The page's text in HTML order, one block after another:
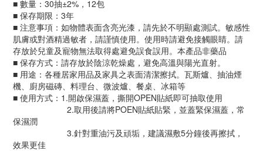
■ 數量：30抽±2%，12包
■ 保存期限：3年
■ 注意事項：如物體表面含亮光漆，請先於不明顯處測試。敏感性
肌膚或對酒精過敏者，請謹慎使用。使用時請避免接觸眼睛。請
存放於兒童及寵物無法取得處避免誤食誤用。本產品非藥品
■ 保存方式：請存放於陰涼乾燥處，避免高溫與陽光直射。
■ 用途：各種居家用品及家具之表面清潔擦拭。瓦斯爐、抽油煙
機、廚房磁磚、料理台、微波爐、餐桌、冰箱等
■ 使用方式：1.開啟保濕蓋，撕開OPEN貼紙即可抽取使用
2.取用後請將POEN貼紙貼緊，並蓋緊保濕蓋，常
保濕潤
3.針對重油污及頑垢，建議濕敷5分鐘後再擦拭，
效果更佳